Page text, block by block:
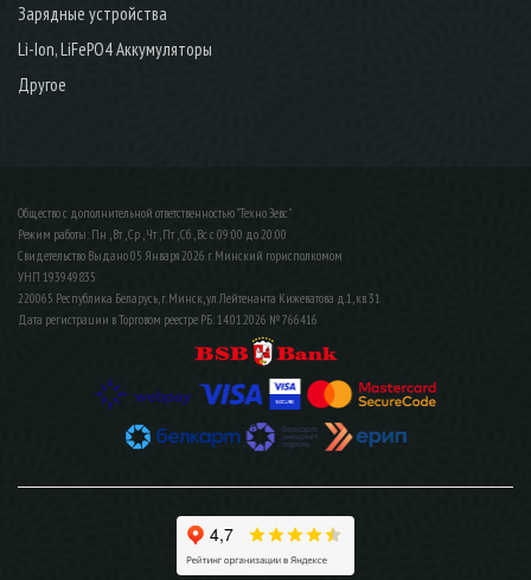
Зарядные устройства
Li-Ion, LiFePO4 Аккумуляторы
Другое
Общество с дополнительной ответственностью "Техно Зевс"
Режим работы: Пн , Вт , Ср , Чт , Пт , Сб , Вс c 09:00 до 20:00
Свидетельство Выдано 05 Января 2026 г. Минский горисполкомом
УНП 193949835
220065 Республика Беларусь, г. Минск, ул. Лейтенанта Кижеватова д.1, кв. 31
Дата регистрации в Торговом реестре РБ: 14.01.2026 № 766416